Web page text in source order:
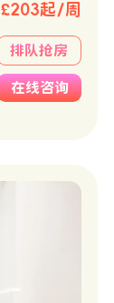
£203起/周
排队抢房
在线咨询